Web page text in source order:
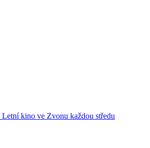
Letní kino ve Zvonu každou středu